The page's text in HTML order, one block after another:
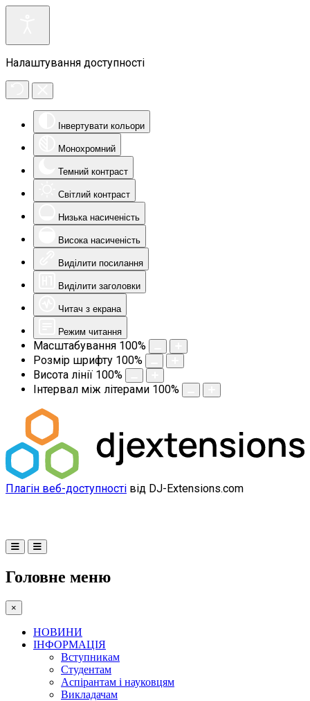
Налаштування доступності
Інвертувати кольори
Монохромний
Темний контраст
Світлий контраст
Низька насиченість
Висока насиченість
Виділити посилання
Виділити заголовки
Читач з екрана
Режим читання
Масштабування 100%
Розмір шрифту 100%
Висота лінії 100%
Інтервал між літерами 100%
Плагін веб-доступності від DJ-Extensions.com
Головне меню
×
НОВИНИ
ІНФОРМАЦІЯ
Вступникам
Студентам
Аспірантам і науковцям
Викладачам